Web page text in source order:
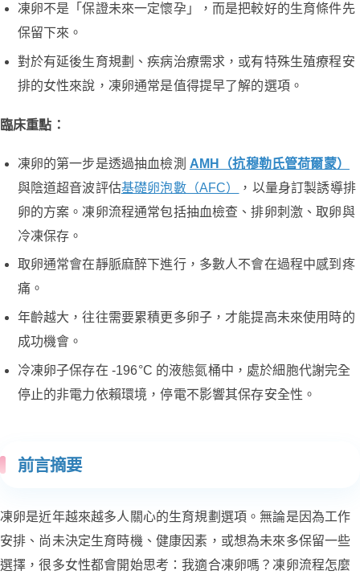
凍卵不是「保證未來一定懷孕」，而是把較好的生育條件先
保留下來。
對於有延後生育規劃、疾病治療需求，或有特殊生殖療程安
排的女性來說，凍卵通常是值得提早了解的選項。
臨床重點：
凍卵的第一步是透過抽血檢測 AMH（抗穆勒氏管荷爾蒙）
與陰道超音波評估基礎卵泡數（AFC）
，以量身訂製誘導排
卵的方案。凍卵流程通常包括抽血檢查、排卵刺激、取卵與
冷凍保存。
取卵通常會在靜脈麻醉下進行，多數人不會在過程中感到疼
痛。
年齡越大，往往需要累積更多卵子，才能提高未來使用時的
成功機會。
冷凍卵子保存在 -196°C 的液態氮桶中，處於細胞代謝完全
停止的非電力依賴環境，停電不影響其保存安全性。
前言摘要
凍卵是近年越來越多人關心的生育規劃選項。無論是因為工作
安排、尚未決定生育時機、健康因素，或想為未來多保留一些
選擇，很多女性都會開始思考：我適合凍卵嗎？凍卵流程怎麼